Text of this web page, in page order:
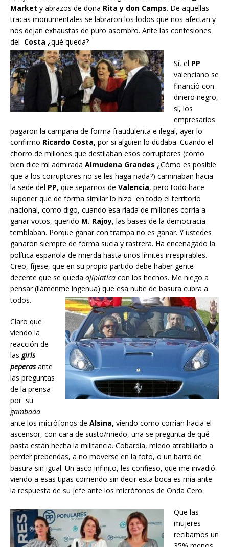
Market y abrazos de doña Rita y don Camps. De aquellas
tracas monumentales se labraron los lodos que nos afectan y
nos dejan exhaustas de puro asombro. Ante las confesiones
del Costa ¿qué queda?
Sí, el PP
valenciano se
financió con
dinero negro,
sí, los
empresarios
pagaron la campaña de forma fraudulenta e ilegal, ayer lo
confirmo Ricardo Costa, por si alguien lo dudaba. Cuando el
chorro de millones que destilaban esos corruptores (como
bien dice mi admirada Almudena Grandes ¿Cómo es posible
que a los corruptores no se les haga nada?) caminaban hacia
la sede del PP, que sepamos de Valencia, pero todo hace
suponer que de forma similar lo hizo en todo el territorio
nacional, como digo, cuando esa riada de millones corría a
ganar votos, querido M. Rajoy, las bases de la democracia
temblaban. Porque ganar con trampa no es ganar. Y ustedes
ganaron siempre de forma sucia y rastrera. Ha encenagado la
política española de mierda hasta unos límites irrespirables.
Creo, fíjese, que en su propio partido debe haber gente
decente que se queda ojiplatica con los hechos. Me niego a
pensar (llámenme ingenua) que esa nube de basura cubra a
todos.
Claro que
viendo la
reacción de
las girls
peperasante
las preguntas
de la prensa
por su
gambada
ante los micrófonos de Alsina, viendo como corrían hacia el
ascensor, con cara de susto/miedo, una se pregunta de qué
pasta están hecha la militancia. Cobardía, miedo atrabiliario a
perder prebendas, a no moverse en la foto, o un barro de
basura sin igual. Un asco infinito, les confieso, que me invadió
viendo a esas tipas corriendo sin decir esta boca es mía ante
la respuesta de su jefe ante los micrófonos de Onda Cero.
Que las
mujeres
recibamos un